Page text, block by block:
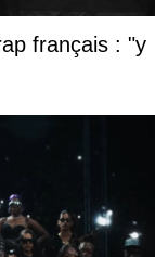
français : "y